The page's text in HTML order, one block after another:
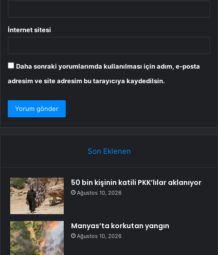
İnternet sitesi
Daha sonraki yorumlarımda kullanılması için adım, e-posta
adresim ve site adresim bu tarayıcıya kaydedilsin.
Son Eklenen
50 bin kişinin katili PKK’lılar aklanıyor
Ağustos 10, 2026
Manyas’ta korkutan yangın
Ağustos 10, 2026